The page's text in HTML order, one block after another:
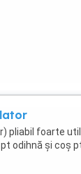
pliabil foarte
odihnă și coș